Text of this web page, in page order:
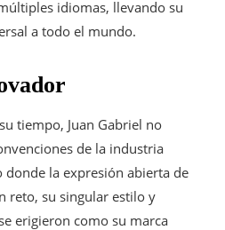
idiomas, llevando su
a todo el mundo.
tiempo, Juan Gabriel no
de la industria
donde la expresión abierta de
reto, su singular estilo y
erigieron como su marca